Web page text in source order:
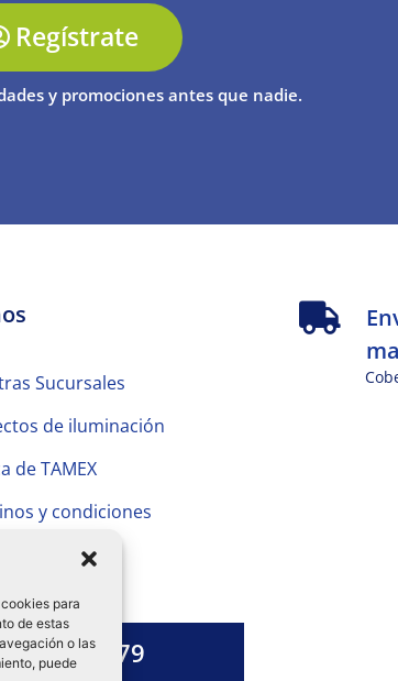
para
de estas
o las
puede
Regístrate
y promociones antes que nadie.
Sucursales
de iluminación
de TAMEX
y condiciones
de Privacidad
1328 13 79